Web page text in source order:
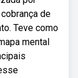
de
Teve como
mental